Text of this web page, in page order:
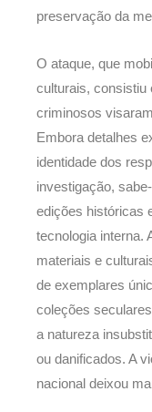
preservação da
O ataque, que
culturais, consistiu
criminosos
Embora detalhes
identidade dos
investigação,
edições históricas
tecnologia interna.
materiais e
de exemplares
coleções
a natureza
ou danificados. A
nacional deixou